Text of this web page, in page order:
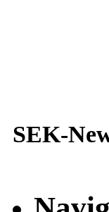
SEK-